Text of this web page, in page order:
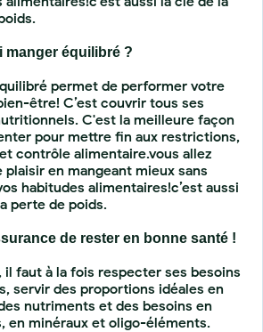
manger équilibré ?
permet de performer votre
être! C’est couvrir tous ses
C'est la meilleure façon
pour mettre fin aux restrictions,
contrôle alimentaire.vous allez
plaisir en mangeant mieux sans
habitudes alimentaires!c’est aussi
perte de poids.
de rester en bonne santé !
il faut à la fois respecter ses besoins
servir des proportions idéales en
nutriments et des besoins en
en minéraux et oligo-éléments.